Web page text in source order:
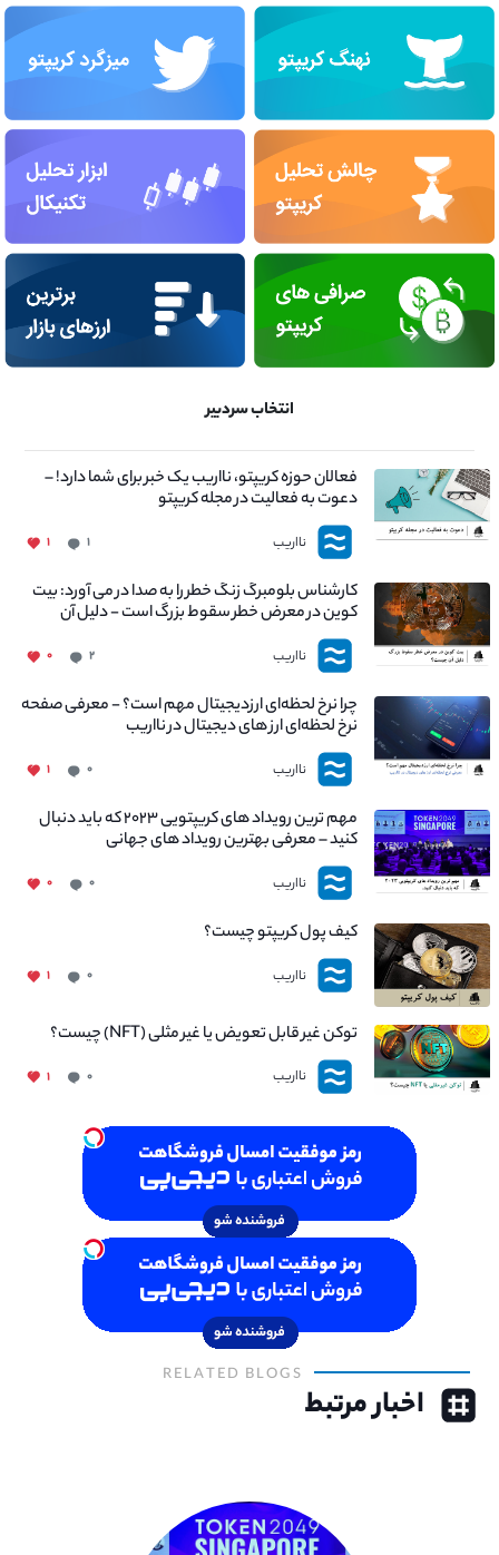
انتخاب سردبیر
فعالان حوزه کریپتو، نااریب یک خبر برای شما دارد! –
دعوت به فعالیت در مجله کریپتو
نااریب ۱ ۱
کارشناس بلومبرگ زنگ خطر را به صدا در می آورد: بیت
کوین در معرض خطر سقوط بزرگ است - دلیل آن
چیست؟
نااریب ۲ ۰
چرا نرخ لحظه‌ای ارزدیجیتال مهم است؟ - معرفی صفحه
نرخ لحظه‌ای ارز های دیجیتال در نااریب
نااریب ۰ ۱
مهم ترین رویداد های کریپتویی ۲۰۲۳ که باید دنبال
کنید – معرفی بهترین رویداد های جهانی
نااریب ۰ ۰
کیف پول کریپتو چیست؟
نااریب ۰ ۱
توکن غیر قابل تعویض یا غیر مثلی (NFT) چیست؟
نااریب ۰ ۱
RELATED BLOGS
اخبار مرتبط